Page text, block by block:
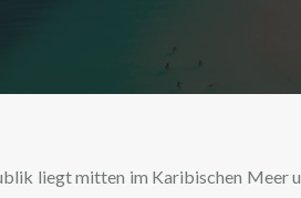
liegt mitten im Karibischen Meer